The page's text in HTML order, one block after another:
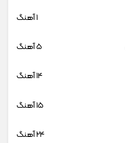
1 آهنگ
5 آهنگ
14 آهنگ
15 آهنگ
24 آهنگ